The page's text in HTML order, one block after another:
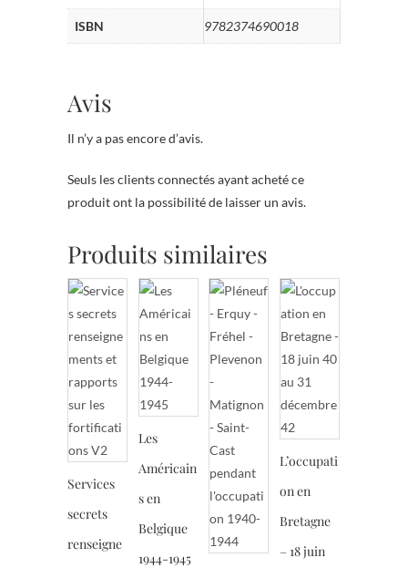
ISBN 9782374690018
Avis
Il n’y a pas encore d’avis.
Seuls les clients connectés ayant acheté ce
produit ont la possibilité de laisser un avis.
Produits similaires
Services
secrets
renseigne
Les
Américain
s en
Belgique
1944-1945
L’occupati
on en
Bretagne
– 18 juin